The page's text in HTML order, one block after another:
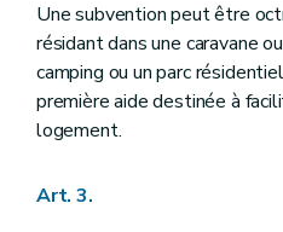
Une subvention peut être
résidant dans une caravane
camping ou un parc
première aide destinée à
logement.
Art. 3.